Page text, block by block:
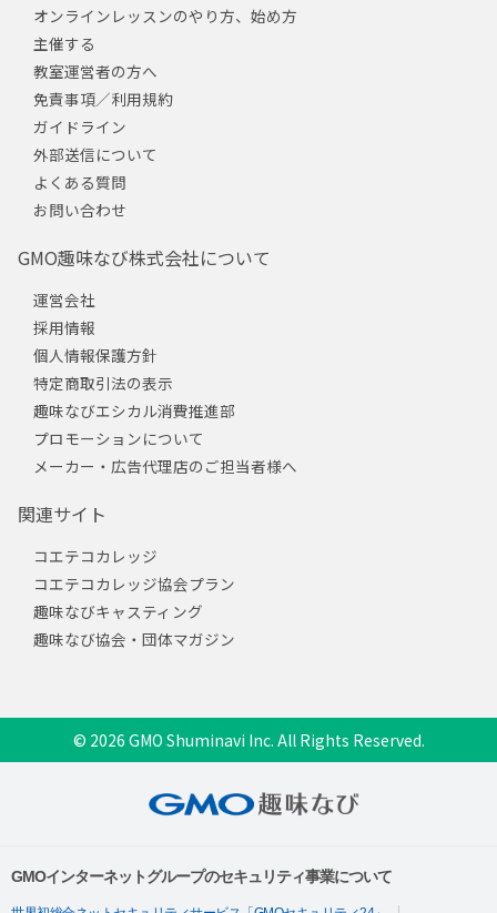
オンラインレッスンのやり方、始め方
主催する
教室運営者の方へ
免責事項／利用規約
ガイドライン
外部送信について
よくある質問
お問い合わせ
GMO趣味なび株式会社について
運営会社
採用情報
個人情報保護方針
特定商取引法の表示
趣味なびエシカル消費推進部
プロモーションについて
メーカー・広告代理店のご担当者様へ
関連サイト
コエテコカレッジ
コエテコカレッジ協会プラン
趣味なびキャスティング
趣味なび協会・団体マガジン
© 2026 GMO Shuminavi Inc. All Rights Reserved.